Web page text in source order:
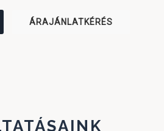
ÁRAJÁNLATKÉRÉS